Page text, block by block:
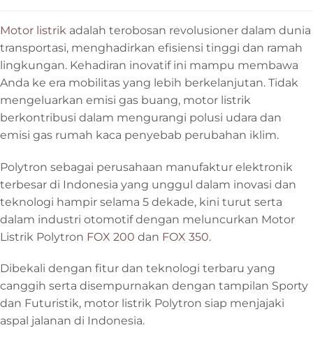
Motor listrik adalah terobosan revolusioner dalam dunia
transportasi, menghadirkan efisiensi tinggi dan ramah
lingkungan. Kehadiran inovatif ini mampu membawa
Anda ke era mobilitas yang lebih berkelanjutan. Tidak
mengeluarkan emisi gas buang, motor listrik
berkontribusi dalam mengurangi polusi udara dan
emisi gas rumah kaca penyebab perubahan iklim.
Polytron sebagai perusahaan manufaktur elektronik
terbesar di Indonesia yang unggul dalam inovasi dan
teknologi hampir selama 5 dekade, kini turut serta
dalam industri otomotif dengan meluncurkan Motor
Listrik Polytron FOX 200 dan FOX 350.
Dibekali dengan fitur dan teknologi terbaru yang
canggih serta disempurnakan dengan tampilan Sporty
dan Futuristik, motor listrik Polytron siap menjajaki
aspal jalanan di Indonesia.